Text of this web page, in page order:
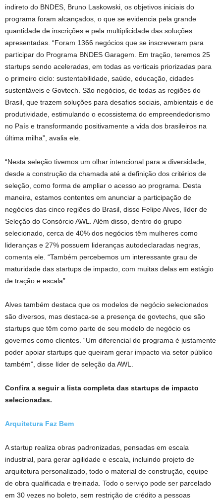
indireto do BNDES, Bruno Laskowski, os objetivos iniciais do
programa foram alcançados, o que se evidencia pela grande
quantidade de inscrições e pela multiplicidade das soluções
apresentadas. “Foram 1366 negócios que se inscreveram para
participar do Programa BNDES Garagem. Em tração, teremos 25
startups sendo aceleradas, em todas as verticais priorizadas para
o primeiro ciclo: sustentabilidade, saúde, educação, cidades
sustentáveis e Govtech. São negócios, de todas as regiões do
Brasil, que trazem soluções para desafios sociais, ambientais e de
produtividade, estimulando o ecossistema do empreendedorismo
no País e transformando positivamente a vida dos brasileiros na
última milha”, avalia ele.
“Nesta seleção tivemos um olhar intencional para a diversidade,
desde a construção da chamada até a definição dos critérios de
seleção, como forma de ampliar o acesso ao programa. Desta
maneira, estamos contentes em anunciar a participação de
negócios das cinco regiões do Brasil, disse Felipe Alves, líder de
Seleção do Consórcio AWL. Além disso, dentro do grupo
selecionado, cerca de 40% dos negócios têm mulheres como
lideranças e 27% possuem lideranças autodeclaradas negras,
comenta ele. “Também percebemos um interessante grau de
maturidade das startups de impacto, com muitas delas em estágio
de tração e escala”.
Alves também destaca que os modelos de negócio selecionados
são diversos, mas destaca-se a presença de govtechs, que são
startups que têm como parte de seu modelo de negócio os
governos como clientes. “Um diferencial do programa é justamente
poder apoiar startups que queiram gerar impacto via setor público
também”, disse líder de seleção da AWL.
Confira a seguir a lista completa das startups de impacto
selecionadas.
Arquitetura Faz Bem
A startup realiza obras padronizadas, pensadas em escala
industrial, para gerar agilidade e escala, incluindo projeto de
arquitetura personalizado, todo o material de construção, equipe
de obra qualificada e treinada. Todo o serviço pode ser parcelado
em 30 vezes no boleto, sem restrição de crédito a pessoas